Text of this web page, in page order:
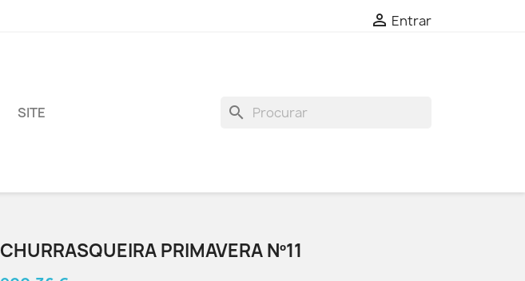
 Entrar
SITE search
CHURRASQUEIRA PRIMAVERA Nº11